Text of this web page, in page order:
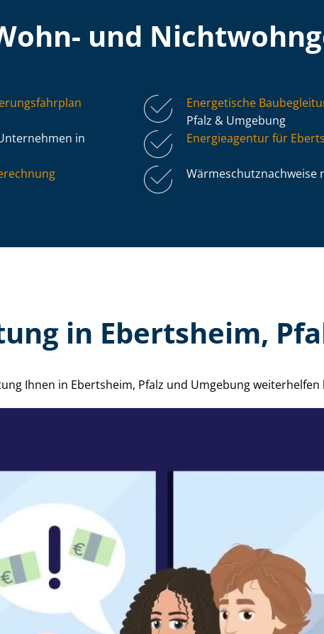
und
Energetische
Pfalz & Umgebung
in
Energieagentur für
Wär­me­schutz­nach­wei­se
in Ebertsheim,
Ihnen in Ebertsheim, Pfalz und Umgebung weiterhelfen